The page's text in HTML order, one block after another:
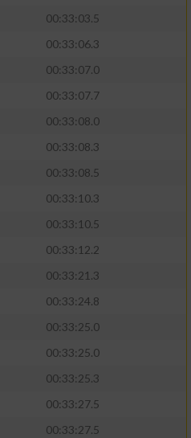
00:33:03.5
00:33:06.3
00:33:07.0
00:33:07.7
00:33:08.0
00:33:08.3
00:33:08.5
00:33:10.3
00:33:10.5
00:33:12.2
00:33:21.3
00:33:24.8
00:33:25.0
00:33:25.0
00:33:25.3
00:33:27.5
00:33:27.5